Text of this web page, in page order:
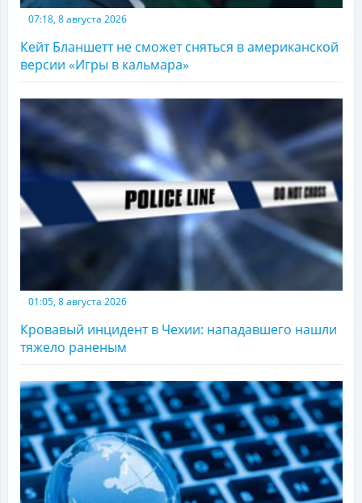
07:18, 8 августа 2026
Кейт Бланшетт не сможет сняться в американской
версии «Игры в кальмара»
01:05, 8 августа 2026
Кровавый инцидент в Чехии: нападавшего нашли
тяжело раненым